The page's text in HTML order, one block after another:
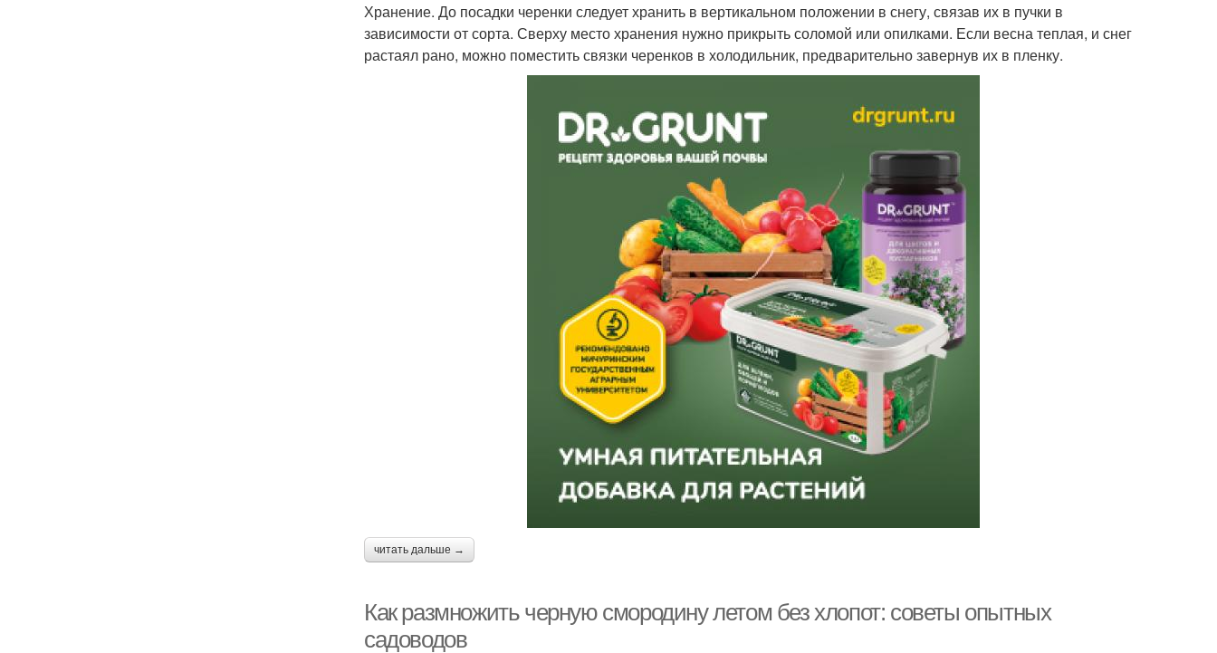
Хранение. До посадки черенки следует хранить в вертикальном положении в снегу, связав их в пучки в
зависимости от сорта. Сверху место хранения нужно прикрыть соломой или опилками. Если весна теплая, и снег
растаял рано, можно поместить связки черенков в холодильник, предварительно завернув их в пленку.
читать дальше →
Как размножить черную смородину летом без хлопот: советы опытных
садоводов